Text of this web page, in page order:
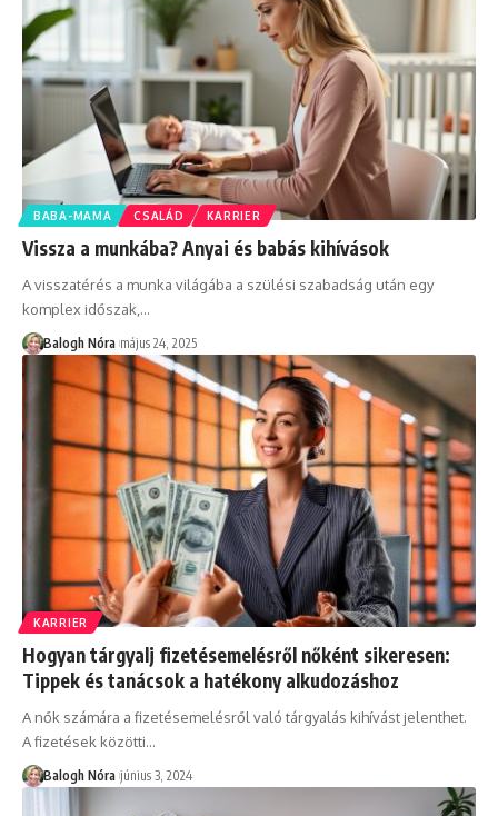
BABA-MAMA CSALÁD KARRIER
Vissza a munkába? Anyai és babás kihívások
A visszatérés a munka világába a szülési szabadság után egy
komplex időszak,…
Balogh Nóra május 24, 2025
KARRIER
Hogyan tárgyalj fizetésemelésről nőként sikeresen:
Tippek és tanácsok a hatékony alkudozáshoz
A nők számára a fizetésemelésről való tárgyalás kihívást jelenthet.
A fizetések közötti…
Balogh Nóra június 3, 2024